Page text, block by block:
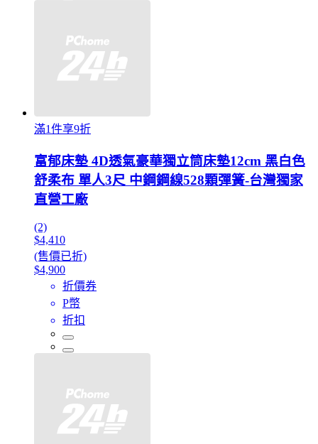
滿1件享9折
富郁床墊 4D透氣豪華獨立筒床墊12cm 黑白色
舒柔布 單人3尺 中鋼鋼線528顆彈簧-台灣獨家
直營工廠
(2)
$4,410
(售價已折)
$4,900
折價券
P幣
折扣